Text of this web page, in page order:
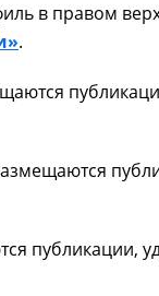
в правом
.
публикации,